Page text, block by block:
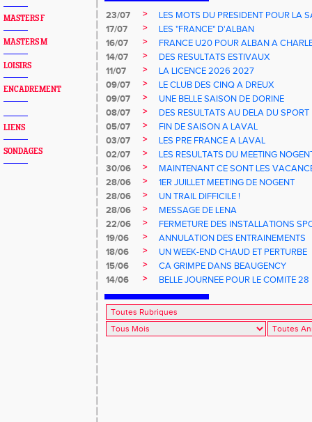
MASTERS F
MASTERS M
LOISIRS
ENCADREMENT
LIENS
SONDAGES
23/07 >
LES MOTS DU PRESIDENT POUR LA
17/07
>
LES "FRANCE" D'ALBAN
16/07
>
FRANCE U20 POUR ALBAN A
14/07
>
DES RESULTATS ESTIVAUX
11/07
>
LA LICENCE 2026 2027
09/07
>
LE CLUB DES CINQ A DREUX
09/07
>
UNE BELLE SAISON DE DORINE
08/07
>
DES RESULTATS AU DELA DU SPORT
05/07
>
FIN DE SAISON A LAVAL
03/07
>
LES PRE FRANCE A LAVAL
02/07
>
LES RESULTATS DU MEETING
30/06
>
MAINTENANT CE SONT LES
28/06
>
1ER JUILLET MEETING DE NOGENT
28/06
>
UN TRAIL DIFFICILE !
28/06
>
MESSAGE DE LENA
22/06
>
FERMETURE DES INSTALLATIONS
19/06
>
ANNULATION DES ENTRAINEMENTS
18/06
>
UN WEEK-END CHAUD ET PERTURBE
15/06
>
CA GRIMPE DANS BEAUGENCY
14/06
> BELLE JOURNEE POUR LE COMITE 28